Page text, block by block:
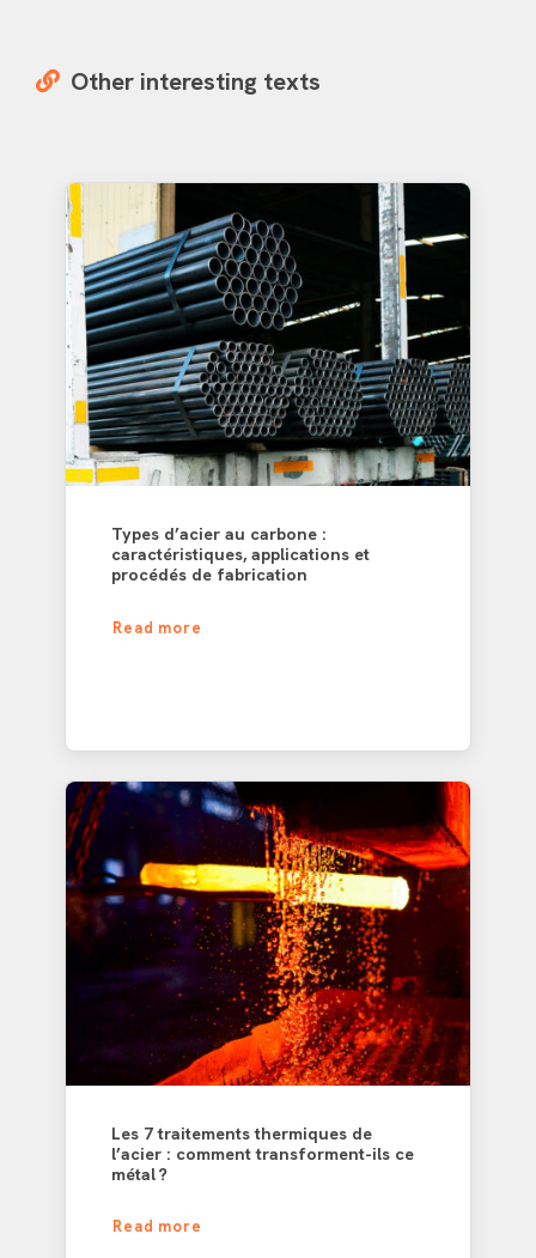
Other interesting texts
Types d’acier au carbone :
caractéristiques, applications et
procédés de fabrication
Read more
Les 7 traitements thermiques de
l’acier : comment transforment-ils ce
métal ?
Read more